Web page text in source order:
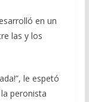
en un
las y los
le espetó
peronista